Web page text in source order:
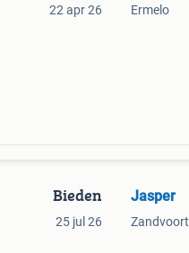
22 apr 26 Ermelo
Bieden
25 jul 26
Jasper
Zandvoort